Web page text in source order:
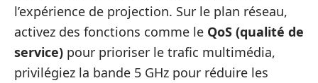
l’expérience de projection. Sur le plan réseau,
activez des fonctions comme le QoS (qualité de
service) pour prioriser le trafic multimédia,
privilégiez la bande 5 GHz pour réduire les